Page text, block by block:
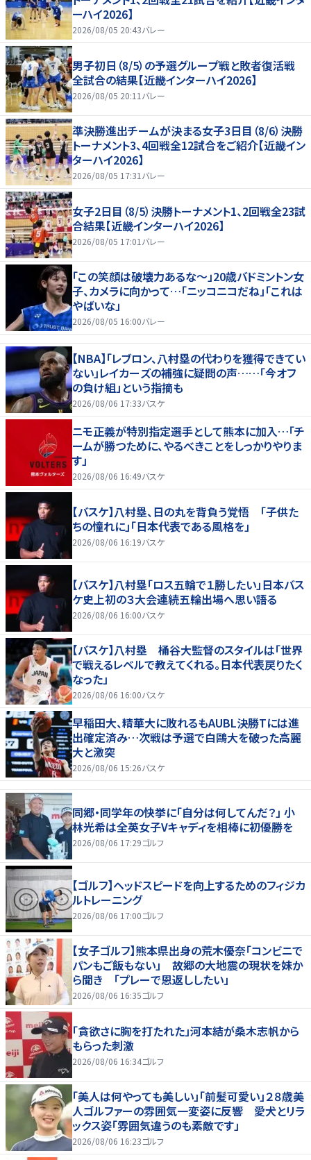
ーハイ2026】
2026/08/05 20:43バレー
男子初日（8/5）の予選グループ戦と敗者復活戦
全試合の結果【近畿インターハイ2026】
2026/08/05 20:11 バレー
準決勝進出チームが決まる女子3日目（8/6）決勝
トーナメント3、4回戦全12試合をご紹介【近畿イン
ターハイ2026】
2026/08/05 17:31 バレー
女子2日目（8/5）決勝トーナメント1、2回戦全23試
合結果【近畿インターハイ2026】
2026/08/05 17:01 バレー
「この笑顔は破壊力あるな〜」20歳バドミントン女
子、カメラに向かって…「ニッコニコだね」「これは
やばいな」
2026/08/05 16:00バレー
【NBA】「レブロン、八村塁の代わりを獲得できてい
ない」レイカーズの補強に疑問の声……「今オフ
の負け組」という指摘も
2026/08/06 17:33バスケ
ニモ正義が特別指定選手として熊本に加入…「チ
ームが勝つために、やるべきことをしっかりやりま
す」
2026/08/06 16:49バスケ
【バスケ】八村塁、日の丸を背負う覚悟 「子供た
ちの憧れに」「日本代表である風格を」
2026/08/06 16:19バスケ
【バスケ】八村塁「ロス五輪で１勝したい」日本バス
ケ史上初の３大会連続五輪出場へ思い語る
2026/08/06 16:00バスケ
【バスケ】八村塁 桶谷大監督のスタイルは「世界
で戦えるレベルで教えてくれる。日本代表戻りたく
なった」
2026/08/06 16:00バスケ
早稲田大、精華大に敗れるもAUBL決勝Tには進
出確定済み…次戦は予選で白鷗大を破った高麗
大と激突
2026/08/06 15:26バスケ
同郷・同学年の快挙に「自分は何してんだ？」 小
林光希は全英女子Vキャディを相棒に初優勝を
2026/08/06 17:29ゴルフ
【ゴルフ】ヘッドスピードを向上するためのフィジカ
ルトレーニング
2026/08/06 17:00ゴルフ
【女子ゴルフ】熊本県出身の荒木優奈「コンビニで
パンもご飯もない」 故郷の大地震の現状を妹か
ら聞き 「プレーで恩返ししたい」
2026/08/06 16:35ゴルフ
「貪欲さに胸を打たれた」河本結が桑木志帆から
もらった刺激
2026/08/06 16:34ゴルフ
「美人は何やっても美しい」「前髪可愛い」２８歳美
人ゴルファーの雰囲気一変姿に反響 愛犬とリラ
ックス姿「雰囲気違うのも素敵です」
2026/08/06 16:23ゴルフ